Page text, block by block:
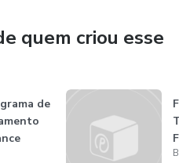
consciente.
quem criou esse
de